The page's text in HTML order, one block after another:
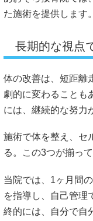
た施術を提供します。
長期的な視点
体の改善は、短距離
劇的に変わることも
には、継続的な努力
施術で体を整え、セ
る。この3つが揃っ
当院では、1ヶ月間
を指導し、自己管理
終的には、自分で自